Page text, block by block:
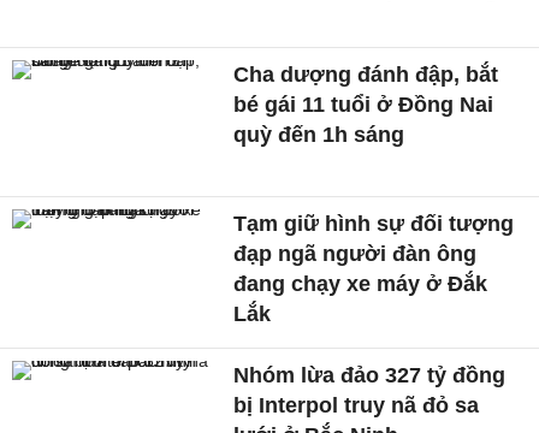
Cha dượng đánh đập, bắt
bé gái 11 tuổi ở Đồng Nai
quỳ đến 1h sáng
Tạm giữ hình sự đối tượng
đạp ngã người đàn ông
đang chạy xe máy ở Đắk
Lắk
Nhóm lừa đảo 327 tỷ đồng
bị Interpol truy nã đỏ sa